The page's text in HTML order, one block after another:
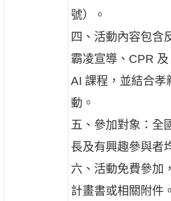
號）。
四、活動內容包含
霸凌宣導、CPR
AI 課程，並結合孝
動。
五、參加對象：全
長及有興趣參與者
六、活動免費參加
計畫書或相關附件。